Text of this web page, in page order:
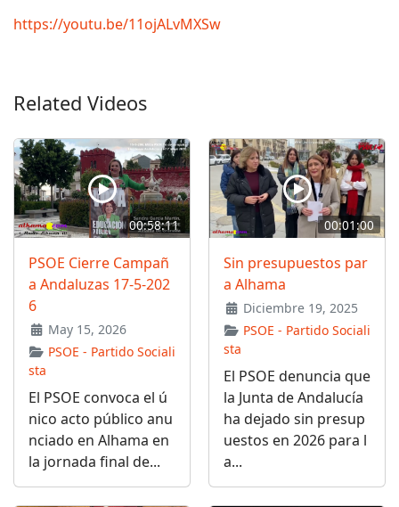
https://youtu.be/11ojALvMXSw
Related Videos
00:58:11
PSOE Cierre Campañ
a Andaluzas 17-5-202
6
May 15, 2026
PSOE - Partido Sociali
sta
El PSOE convoca el ú
nico acto público anu
nciado en Alhama en
la jornada final de...
00:01:00
Sin presupuestos par
a Alhama
Diciembre 19, 2025
PSOE - Partido Sociali
sta
El PSOE denuncia que
la Junta de Andalucía
ha dejado sin presup
uestos en 2026 para l
a...